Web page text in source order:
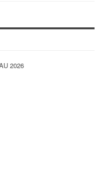
2026